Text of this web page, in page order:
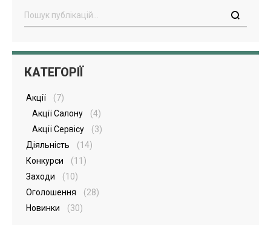
Пошук
КАТЕГОРІЇ
Акції
(7)
Акції Салону
(4)
Акції Сервісу
(3)
Діяльність
(14)
Конкурси
(11)
Заходи
(10)
Оголошення
(28)
Новинки
(30)